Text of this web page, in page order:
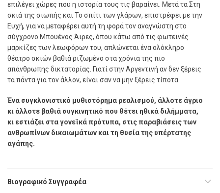
επιλέγει χώρες που η ιστορία τους τις βαραίνει. Μετά τα Στη
σκιά της σιωπής και Το σπίτι των γλάρων, επιστρέφει με την
Ευχή, για να μεταφέρει αυτή τη φορά τον αναγνώστη στο
σύγχρονο Μπουένος Άιρες, όπου κάτω από τις φωτεινές
μαρκίζες των λεωφόρων του, απλώνεται ένα ολόκληρο
θέατρο σκιών βαθιά ριζωμένο στα χρόνια της πιο
απάνθρωπης δικτατορίας. Γιατί στην Αργεντινή αν δεν ξέρεις
τα πάντα για τον άλλον, είναι σαν να μην ξέρεις τίποτα.
Ένα συγκλονιστικό μυθιστόρημα ρεαλισμού, άλλοτε άγριο
κι άλλοτε βαθιά συγκινητικό που θέτει ηθικά διλήμματα,
κι εστιάζει στα γονεϊκά πρότυπα, στις παραβιάσεις των
ανθρωπίνων δικαιωμάτων και τη θυσία της υπέρτατης
αγάπης.
Βιογραφικό Συγγραφέα